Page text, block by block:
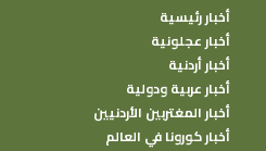
أخبار رئيسية
أخبار عجلونية
أخبار أردنية
أخبار عربية ودولية
أخبار المغتربين الأردنيين
أخبار كورونا في العالم